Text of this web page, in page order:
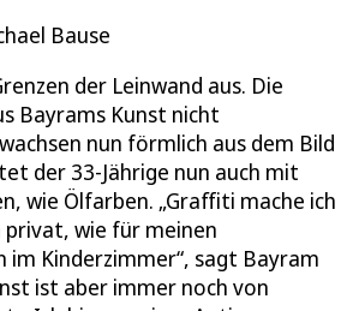
Bause
der Leinwand aus. Die
Bayrams Kunst nicht
nun förmlich aus dem Bild
der 33-Jährige nun auch mit
wie Ölfarben. „Graffiti mache ich
wie für meinen
im Kinderzimmer“, sagt Bayram
ist aber immer noch von